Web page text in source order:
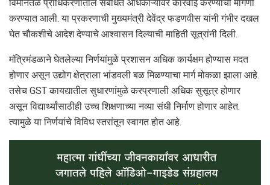
विमानतळ प्राधिकरणातील संबंधित अधिकाऱ्यांवर कारवाई करण्याची मागणी
करण्यात आली. या प्रकरणाची मुख्यमंत्री देवेंद्र फडणवीस यांनी गंभीर दखल
घेत चौकशीचे आदेश देण्याचे आश्वासन दिल्याची माहिती सूत्रांनी दिली.
मंत्रिमंडळाने घेतलेल्या निर्णयांमुळे प्रशासन अधिक कार्यक्षम होण्यास मदत
होणार असून उद्योग क्षेत्राला भांडवली बळ मिळण्याचा मार्ग मोकळा झाला आहे.
तसेच GST कायद्यातील सुधारणांमुळे करप्रणाली अधिक सुसूत्र होणार
असून विद्यार्थ्यांसाठीही उच्च शिक्षणाच्या नव्या संधी निर्माण होणार आहेत.
त्यामुळे या निर्णयांचे विविध स्तरांतून स्वागत होत आहे.